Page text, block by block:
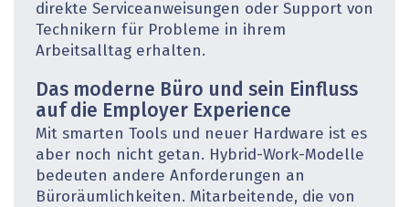
direkte Serviceanweisungen oder Support von
Technikern für Probleme in ihrem
Arbeitsalltag erhalten.
Das moderne Büro und sein Einfluss
auf die ­Employer Experience
Mit smarten Tools und neuer Hardware ist es
aber noch nicht getan. Hybrid-Work-Modelle
bedeuten andere Anforderungen an
Büroräumlichkeiten. Mitarbeitende, die von